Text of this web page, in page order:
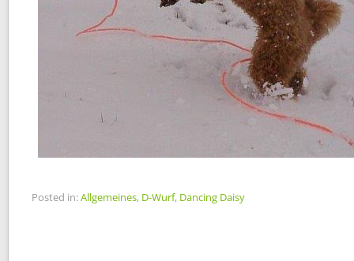
Posted in:Allgemeines, D-Wurf, Dancing Daisy